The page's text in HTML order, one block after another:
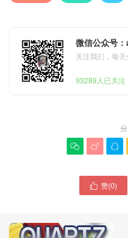
微信公众号
关注我们，每
93289人已关注
  
 赞(0)